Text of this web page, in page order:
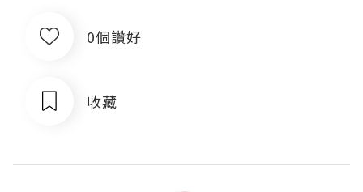
0個讚好
收藏